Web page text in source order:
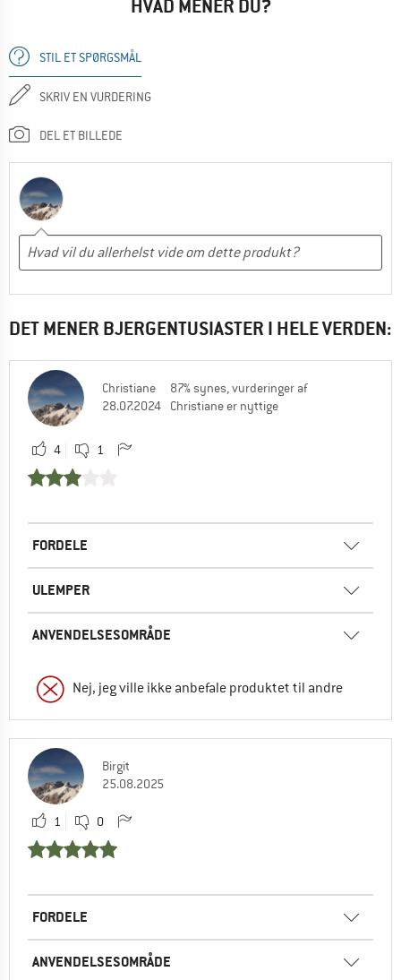
HVAD MENER DU?
STIL ET SPØRGSMÅL
SKRIV EN VURDERING
DEL ET BILLEDE
DET MENER BJERGENTUSIASTER I HELE VERDEN:
Christiane
28.07.2024
87% synes, vurderinger af
Christiane er nyttige
4 1
FORDELE
ULEMPER
ANVENDELSESOMRÅDE
Nej, jeg ville ikke anbefale produktet til andre
Birgit
25.08.2025
1 0
FORDELE
ANVENDELSESOMRÅDE